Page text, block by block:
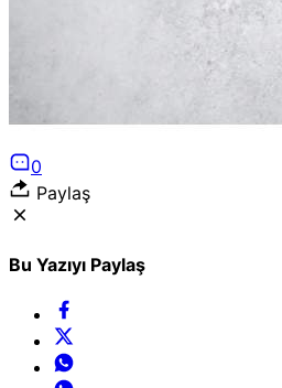
0
Paylaş
Bu Yazıyı Paylaş